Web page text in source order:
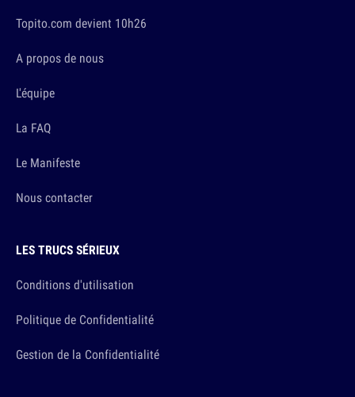
Topito.com devient 10h26
A propos de nous
L'équipe
La FAQ
Le Manifeste
Nous contacter
LES TRUCS SÉRIEUX
Conditions d'utilisation
Politique de Confidentialité
Gestion de la Confidentialité